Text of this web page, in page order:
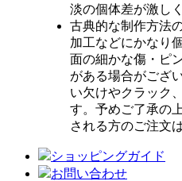
淡の個体差が激し
古典的な制作方法
加工などにかなり
面の細かな傷・ピ
がある場合がござ
い欠けやクラック
す。予めご了承の
される方のご注文
ショッピングガイド
お問い合わせ